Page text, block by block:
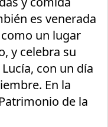
es venerada
un lugar
y celebra su
con un día
En la
de la